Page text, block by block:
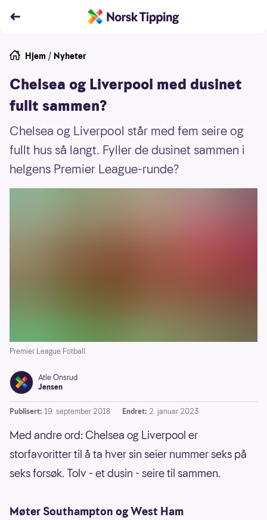
Hjem / Nyheter
Chelsea og Liverpool med dusinet
fullt sammen?
Chelsea og Liverpool står med fem seire og
fullt hus så langt. Fyller de dusinet sammen i
helgens Premier League-runde?
Premier League Fotball
Atle Onsrud
Jensen
Publisert: 19. september 2018 Endret: 2. januar 2023
Med andre ord: Chelsea og Liverpool er
storfavoritter til å ta hver sin seier nummer seks på
seks forsøk. Tolv - et dusin - seire til sammen.
Møter Southampton og West Ham